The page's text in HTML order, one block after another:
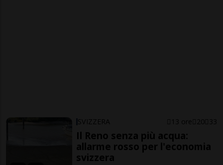
SVIZZERA 13 ore 20 33
Il Reno senza più acqua:
allarme rosso per l'economia
svizzera